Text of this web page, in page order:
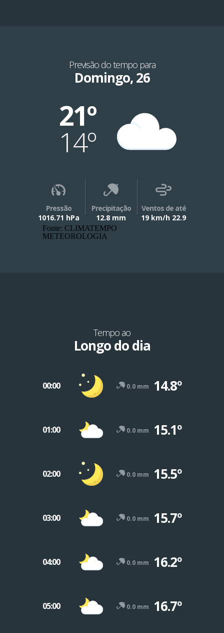
Previsão do tempo para
Domingo, 26
21º
14º
Pressão
1016.71 hPa
Precipitação
12.8 mm
Ventos de até
19 km/h 22.9
Fonte: CLIMATEMPO
METEOROLOGIA
Tempo ao
Longo do dia
00:00 0.0 mm 14.8º
01:00 0.0 mm 15.1º
02:00 0.0 mm 15.5º
03:00 0.0 mm 15.7º
04:00 0.0 mm 16.2º
05:00 0.0 mm 16.7º